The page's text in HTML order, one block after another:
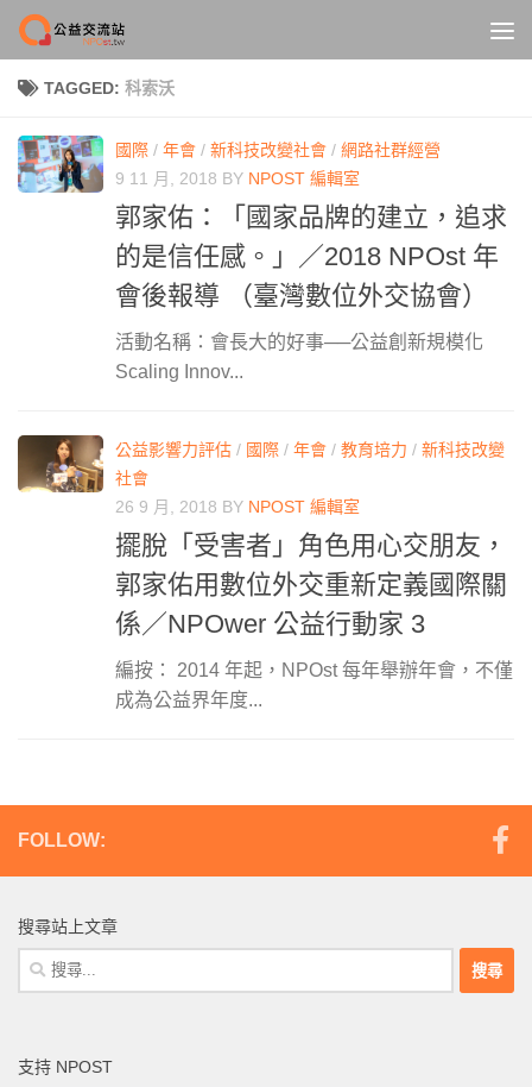
Skip to content
TAGGED: 科索沃
國際 / 年會 / 新科技改變社會 / 網路社群經營
9 11 月, 2018 BY NPOST 編輯室
郭家佑：「國家品牌的建立，追求
的是信任感。」／2018 NPOst 年
會後報導 （臺灣數位外交協會）
活動名稱：會長大的好事──公益創新規模化
Scaling Innov...
公益影響力評估 / 國際 / 年會 / 教育培力 / 新科技改變
社會
26 9 月, 2018 BY NPOST 編輯室
擺脫「受害者」角色用心交朋友，
郭家佑用數位外交重新定義國際關
係／NPOwer 公益行動家 3
編按： 2014 年起，NPOst 每年舉辦年會，不僅
成為公益界年度...
FOLLOW:
搜尋站上文章
搜
尋
字:
支持 NPOST